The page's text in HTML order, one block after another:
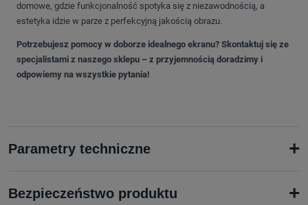
domowe, gdzie funkcjonalność spotyka się z niezawodnością, a
estetyka idzie w parze z perfekcyjną jakością obrazu.
Potrzebujesz pomocy w doborze idealnego ekranu? Skontaktuj się ze
specjalistami z naszego sklepu – z przyjemnością doradzimy i
odpowiemy na wszystkie pytania!
Parametry techniczne +
Bezpieczeństwo produktu +